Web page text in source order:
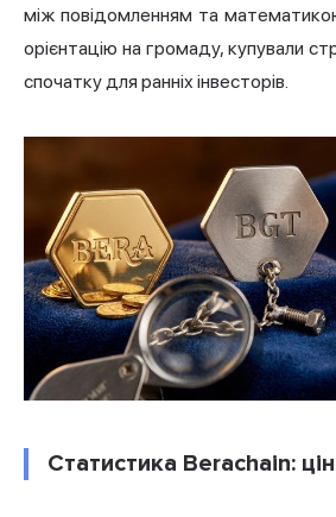
між повідомленням та
орієнтацію на громаду, купували
спочатку для ранніх інвесторів.
Статистика Berachain: